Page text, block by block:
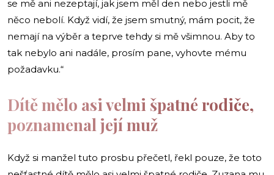
se mě ani nezeptají, jak jsem měl den nebo jestli mě
něco nebolí. Když vidí, že jsem smutný, mám pocit, že
nemají na výběr a teprve tehdy si mě všimnou. Aby to
tak nebylo ani nadále, prosím pane, vyhovte mému
požadavku.“
Dítě mělo asi velmi špatné rodiče,
poznamenal její muž
Když si manžel tuto prosbu přečetl, řekl pouze, že toto